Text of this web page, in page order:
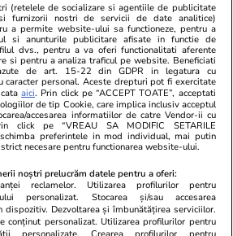
nimeni”
anticipate
Analiză
22 iul.
CCR,
după ce
treaba
în
(retelele de socializare si agentiile de publicitate
furnizorii nostri de servicii de date analitice)
a permite website-ului sa functioneze, pentru a
si anunturile publicitare afisate in functie de
dvs., pentru a va oferi functionalitati aferente
si pentru a analiza traficul pe website. Beneficiati
de art. 15-22 din GDPR in legatura cu
caracter personal. Aceste drepturi pot fi exercitate
aici. Prin click pe “ACCEPT TOATE”, acceptati
de tip Cookie, care implica inclusiv acceptul
accesarea informatiilor de catre Vendor-ii cu
click pe “VREAU SA MODIFIC SETARILE
schimba preferintele in mod individual, mai putin
necesare pentru functionarea website-ului.
noștri prelucrăm datele pentru a oferi:
reclamelor. Utilizarea profilurilor pentru
personalizat. Stocarea și/sau accesarea
dispozitiv. Dezvoltarea și îmbunătățirea serviciilor.
conținut personalizat. Utilizarea profilurilor pentru